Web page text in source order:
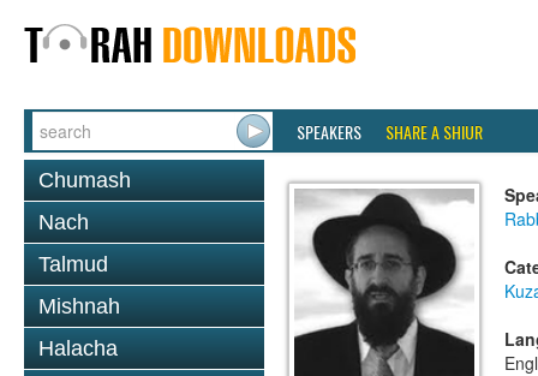
SPEAKERS SHARE A SHIUR
Chumash
Nach
Talmud
Mishnah
Halacha